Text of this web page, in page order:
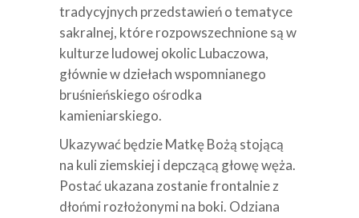
tradycyjnych przedstawień o tematyce
sakralnej, które rozpowszechnione są w
kulturze ludowej okolic Lubaczowa,
głównie w dziełach wspomnianego
bruśnieńskiego ośrodka
kamieniarskiego.
Ukazywać będzie Matkę Bożą stojącą
na kuli ziemskiej i depczącą głowę węża.
Postać ukazana zostanie frontalnie z
dłońmi rozłożonymi na boki. Odziana